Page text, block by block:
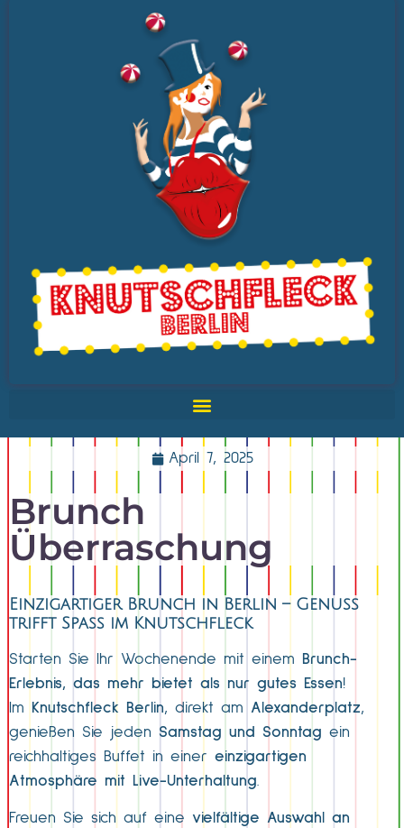
April 7, 2025
Brunch
Überraschung
Einzigartiger Brunch in Berlin – Genuss
trifft Spaß im Knutschfleck
Starten Sie Ihr Wochenende mit einem
Brunch-
Erlebnis, das mehr bietet als nur gutes Essen!
Im
Knutschfleck Berlin, direkt am Alexanderplatz,
genießen Sie jeden Samstag und Sonntag ein
reichhaltiges Buffet in einer einzigartigen
Atmosphäre mit Live-Unterhaltung.
Freuen Sie sich auf eine vielfältige Auswahl an